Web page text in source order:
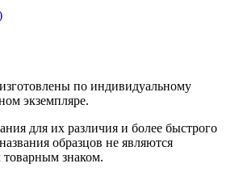
по индивидуальному
экземпляре.
для их различия и более быстрого
образцов не являются
товарным знаком.